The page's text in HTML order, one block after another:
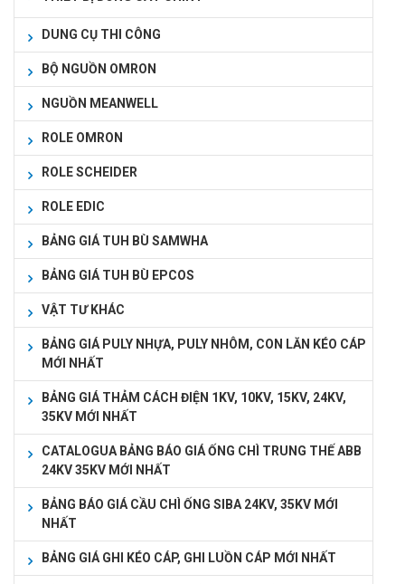
DUNG CỤ THI CÔNG
BỘ NGUỒN OMRON
NGUỒN MEANWELL
ROLE OMRON
ROLE SCHEIDER
ROLE EDIC
BẢNG GIÁ TUH BÙ SAMWHA
BẢNG GIÁ TUH BÙ EPCOS
VẬT TƯ KHÁC
BẢNG GIÁ PULY NHỰA, PULY NHÔM, CON LĂN KÉO CÁP
MỚI NHẤT
BẢNG GIÁ THẢM CÁCH ĐIỆN 1KV, 10KV, 15KV, 24KV,
35KV MỚI NHẤT
CATALOGUA BẢNG BÁO GIÁ ỐNG CHÌ TRUNG THẾ ABB
24KV 35KV MỚI NHẤT
BẢNG BÁO GIÁ CẦU CHÌ ỐNG SIBA 24KV, 35KV MỚI
NHẤT
BẢNG GIÁ GHI KÉO CÁP, GHI LUỒN CÁP MỚI NHẤT